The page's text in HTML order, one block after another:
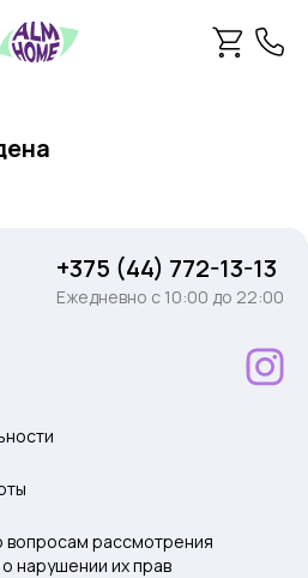
+375 (44) 772-13-13
Ежедневно c 10:00 до 22:00
рассмотрения
нарушении их прав